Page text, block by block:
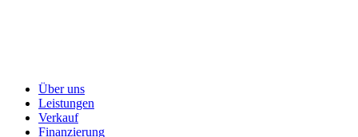
Über uns
Leistungen
Verkauf
Finanzierung